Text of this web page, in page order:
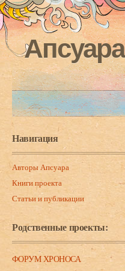
Апсуара
Навигация
Авторы Апсуара
Книги проекта
Статьи и публикации
Родственные проекты:
ФОРУМ ХРОНОСА